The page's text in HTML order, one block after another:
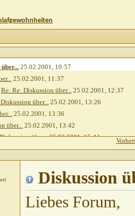
25.02.2001, 10:57
25.02.2001, 11:37
Re: Re: Diskussion über... 25.02.2001, 12:37
über... 25.02.2001, 13:26
25.02.2001, 13:36
über... 25.02.2001, 13:42
über...25.02.2001,15:44
über...25.02.2001,15:55
Diskussion über...26.02.2001,07:27
Diskussion über... 26.02.2001, 09:55
Diskussion
Liebes Forum,